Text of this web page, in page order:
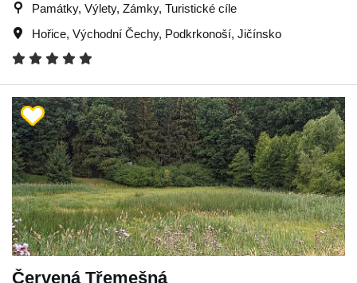
Památky, Výlety, Zámky, Turistické cíle
Hořice, Východní Čechy, Podkrkonoší, Jičínsko
Červená Třemešná